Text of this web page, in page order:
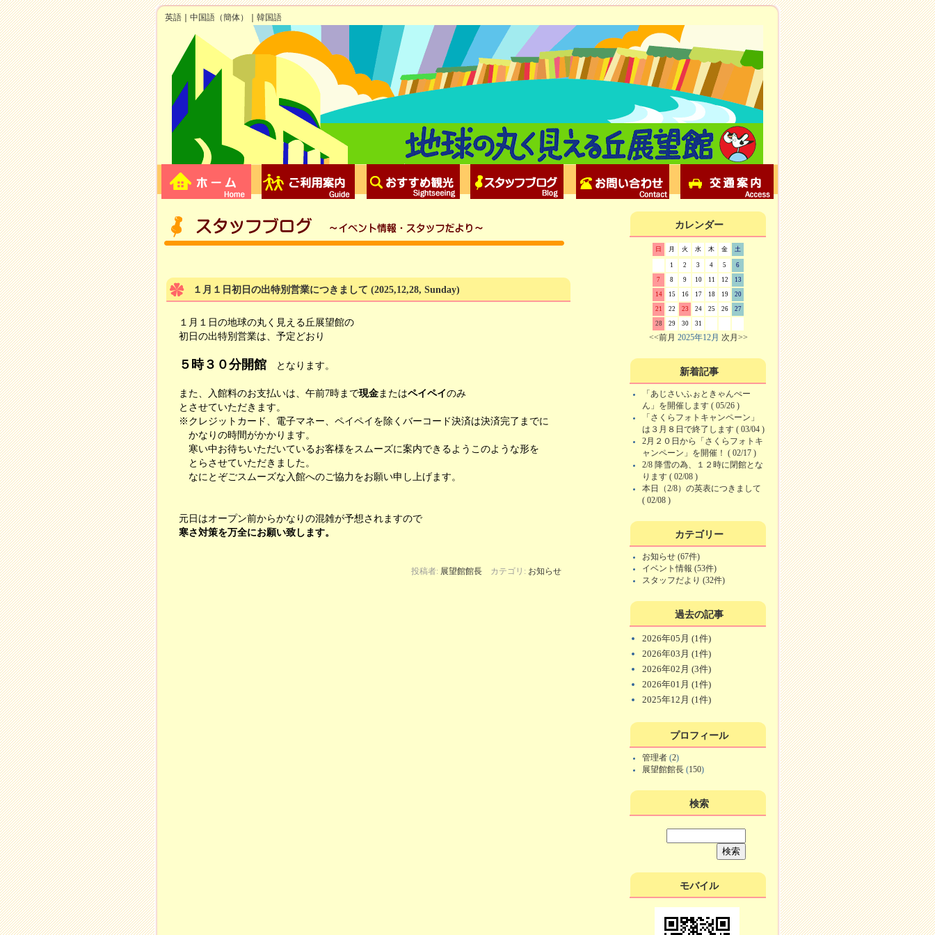
英語 中国語（簡体） 韓国語
１月１日初日の出特別営業につきまして (2025,12,28, Sunday)
１月１日の地球の丸く見える丘展望館の
初日の出特別営業は、予定どおり
５時３０分開館 となります。
また、入館料のお支払いは、午前7時まで現金またはペイペイのみ
とさせていただきます。
※クレジットカード、電子マネー、ペイペイを除くバーコード決済は決済完了までに
かなりの時間がかかります。
寒い中お待ちいただいているお客様をスムーズに案内できるようこのような形を
とらさせていただきました。
なにとぞごスムーズな入館へのご協力をお願い申し上げます。
元日はオープン前からかなりの混雑が予想されますので
寒さ対策を万全にお願い致します。
投稿者: 展望館館長 カテゴリ: お知らせ
カレンダー
日 月 火 水 木 金 土
1 2 3 4 5 6
7 8 9 10 11 12 13
14 15 16 17 18 19 20
21 22 23 24 25 26 27
28 29 30 31
<<前月 2025年12月 次月>>
新着記事
「あじさいふぉときゃんぺー
ん」を開催します ( 05/26 )
「さくらフォトキャンペーン」
は３月８日で終了します ( 03/04 )
2月２０日から「さくらフォトキ
ャンペーン」を開催！ ( 02/17 )
2/8 降雪の為、１２時に閉館とな
ります ( 02/08 )
本日（2/8）の英表につきまして
( 02/08 )
カテゴリー
お知らせ (67件)
イベント情報 (53件)
スタッフだより (32件)
過去の記事
2026年05月 (1件)
2026年03月 (1件)
2026年02月 (3件)
2026年01月 (1件)
2025年12月 (1件)
プロフィール
管理者 (2)
展望館館長 (150)
検索
モバイル